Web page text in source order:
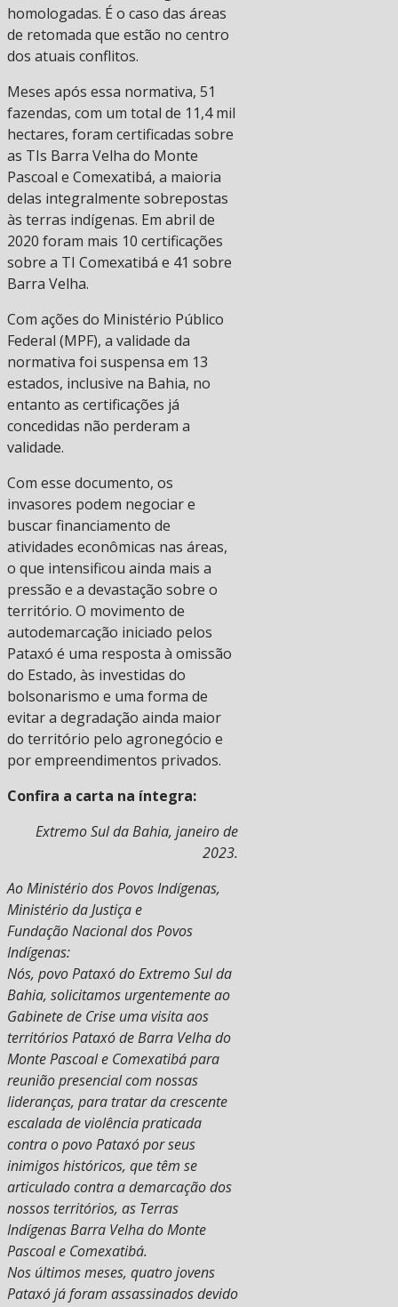
homologadas. É o caso das áreas
de retomada que estão no centro
dos atuais conflitos.
Meses após essa normativa, 51
fazendas, com um total de 11,4 mil
hectares, foram certificadas sobre
as TIs Barra Velha do Monte
Pascoal e Comexatibá, a maioria
delas integralmente sobrepostas
às terras indígenas. Em abril de
2020 foram mais 10 certificações
sobre a TI Comexatibá e 41 sobre
Barra Velha.
Com ações do Ministério Público
Federal (MPF), a validade da
normativa foi suspensa em 13
estados, inclusive na Bahia, no
entanto as certificações já
concedidas não perderam a
validade.
Com esse documento, os
invasores podem negociar e
buscar financiamento de
atividades econômicas nas áreas,
o que intensificou ainda mais a
pressão e a devastação sobre o
território. O movimento de
autodemarcação iniciado pelos
Pataxó é uma resposta à omissão
do Estado, às investidas do
bolsonarismo e uma forma de
evitar a degradação ainda maior
do território pelo agronegócio e
por empreendimentos privados.
Confira a carta na íntegra:
Extremo Sul da Bahia, janeiro de
2023.
Ao Ministério dos Povos Indígenas,
Ministério da Justiça e
Fundação Nacional dos Povos
Indígenas:
Nós, povo Pataxó do Extremo Sul da
Bahia, solicitamos urgentemente ao
Gabinete de Crise uma visita aos
territórios Pataxó de Barra Velha do
Monte Pascoal e Comexatibá para
reunião presencial com nossas
lideranças, para tratar da crescente
escalada de violência praticada
contra o povo Pataxó por seus
inimigos históricos, que têm se
articulado contra a demarcação dos
nossos territórios, as Terras
Indígenas Barra Velha do Monte
Pascoal e Comexatibá.
Nos últimos meses, quatro jovens
Pataxó já foram assassinados devido